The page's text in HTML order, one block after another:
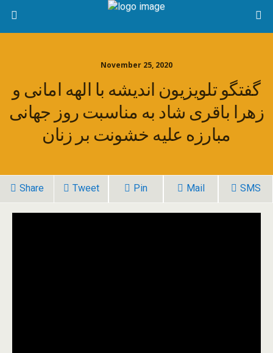
November 25, 2020
گفتگو تلویزیون اندیشه با الهه امانی و
زهرا باقری شاد به مناسبت روز جهانی
مبارزه علیه خشونت بر زنان
Share Tweet Pin Mail SMS